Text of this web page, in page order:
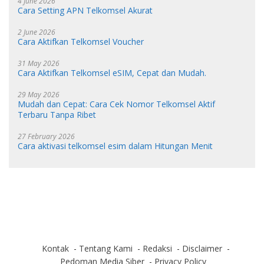
Cara Setting APN Telkomsel Akurat
2 June 2026
Cara Aktifkan Telkomsel Voucher
31 May 2026
Cara Aktifkan Telkomsel eSIM, Cepat dan Mudah.
29 May 2026
Mudah dan Cepat: Cara Cek Nomor Telkomsel Aktif
Terbaru Tanpa Ribet
27 February 2026
Cara aktivasi telkomsel esim dalam Hitungan Menit
Kontak Tentang Kami Redaksi
Disclaimer
Pedoman Media Siber
Privacy Policy